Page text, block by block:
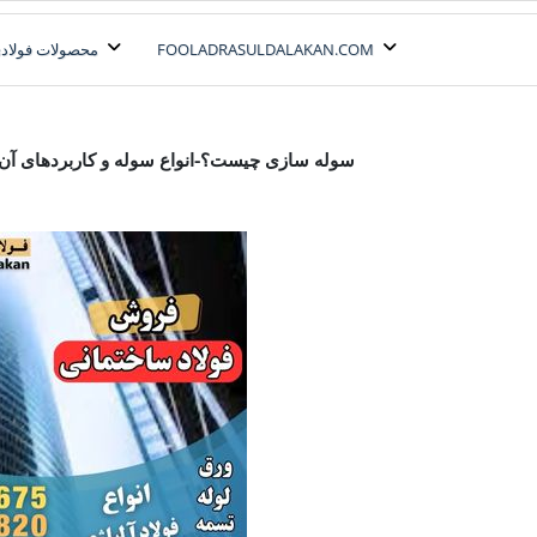
پرش
FOOLADRASULDALAKAN.COM محصولات
سوله سازی چیست؟-انواع سوله و کاربردهای آن